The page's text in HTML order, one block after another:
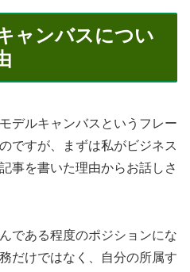
ャンバスについ
デルキャンバスというフレー
ですが、まずは私がビジネス
事を書いた理由からお話しさ
である程度のポジションにな
だけではなく、自分の所属す